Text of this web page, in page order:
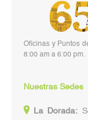
Oficinas y Puntos
8:00 am a 6:00 pm.
Nuestras Sedes
La Dorada: